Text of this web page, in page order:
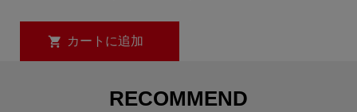
RECOMMEND